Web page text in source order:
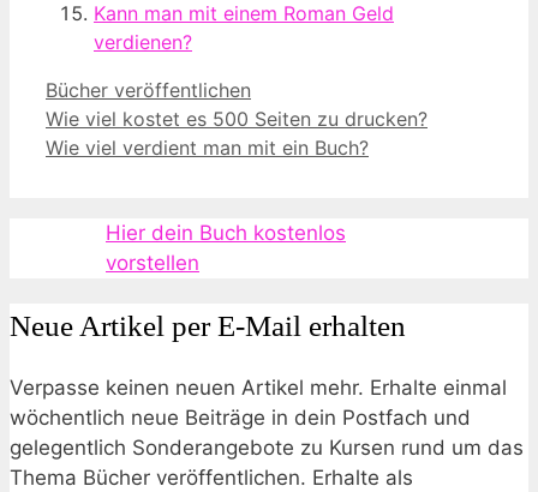
Kann man mit einem Roman Geld
verdienen?
Kategorien
Bücher veröffentlichen
Wie viel kostet es 500 Seiten zu drucken?
Wie viel verdient man mit ein Buch?
Hier dein Buch kostenlos
vorstellen
Neue Artikel per E-Mail erhalten
Verpasse keinen neuen Artikel mehr. Erhalte einmal
wöchentlich neue Beiträge in dein Postfach und
gelegentlich Sonderangebote zu Kursen rund um das
Thema Bücher veröffentlichen. Erhalte als